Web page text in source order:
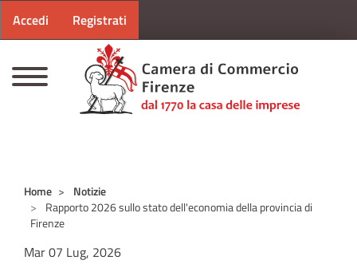
Menu profilo utente
Accedi Registrati
Home
Notizie
Rapporto 2026 sullo stato dell'economia della provincia di
Firenze
Mar 07 Lug, 2026